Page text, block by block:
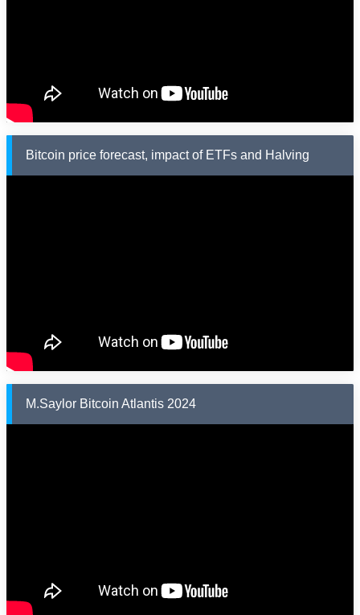
Bitcoin price forecast, impact of ETFs and Halving
M.Saylor Bitcoin Atlantis 2024